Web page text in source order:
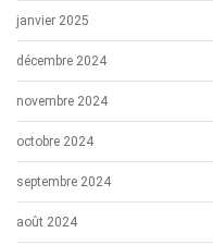
janvier 2025
décembre 2024
novembre 2024
octobre 2024
septembre 2024
août 2024